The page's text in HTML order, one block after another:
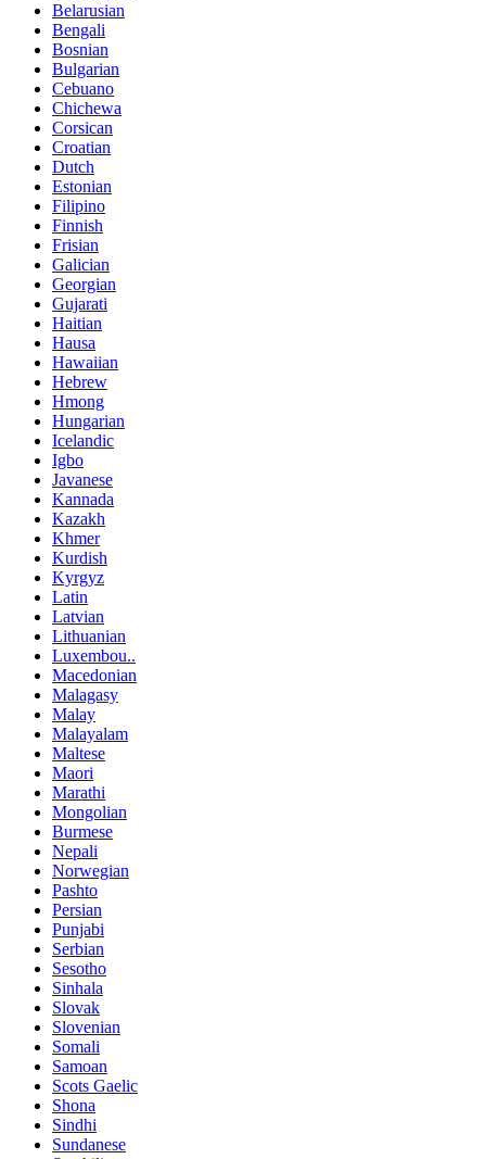
Belarusian
Bengali
Bosnian
Bulgarian
Cebuano
Chichewa
Corsican
Croatian
Dutch
Estonian
Filipino
Finnish
Frisian
Galician
Georgian
Gujarati
Haitian
Hausa
Hawaiian
Hebrew
Hmong
Hungarian
Icelandic
Igbo
Javanese
Kannada
Kazakh
Khmer
Kurdish
Kyrgyz
Latin
Latvian
Lithuanian
Luxembou..
Macedonian
Malagasy
Malay
Malayalam
Maltese
Maori
Marathi
Mongolian
Burmese
Nepali
Norwegian
Pashto
Persian
Punjabi
Serbian
Sesotho
Sinhala
Slovak
Slovenian
Somali
Samoan
Scots Gaelic
Shona
Sindhi
Sundanese